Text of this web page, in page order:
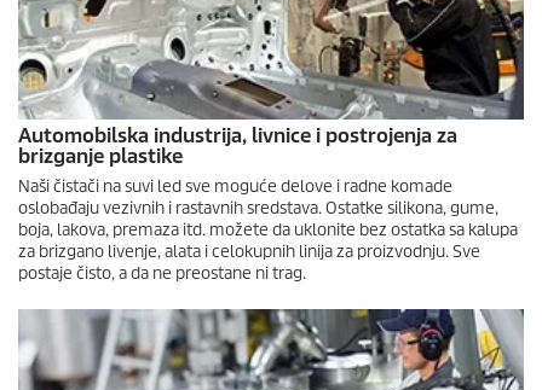
Automobilska industrija, livnice i postrojenja za
brizganje plastike
Naši čistači na suvi led sve moguće delove i radne komade
oslobađaju vezivnih i rastavnih sredstava. Ostatke silikona, gume,
boja, lakova, premaza itd. možete da uklonite bez ostatka sa kalupa
za brizgano livenje, alata i celokupnih linija za proizvodnju. Sve
postaje čisto, a da ne preostane ni trag.